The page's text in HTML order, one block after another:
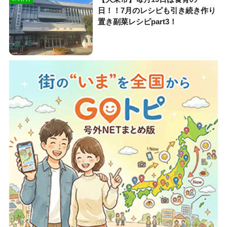
日！！7月のレシピも引き続き作り
置き副菜レシピpart3！